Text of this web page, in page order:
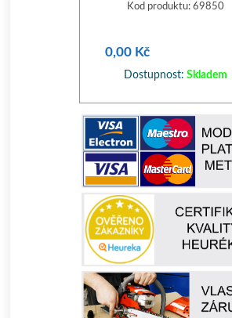
Kod produktu: 69850
0,00 Kč
Dostupnost: Skladem